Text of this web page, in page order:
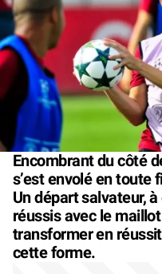
Encombrant du côté
s’est envolé en toute
Un départ salvateur,
réussis avec le
transformer en
cette forme.